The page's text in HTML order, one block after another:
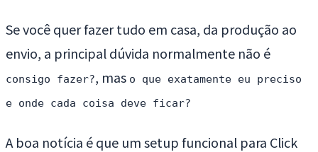
Se você quer fazer tudo em casa, da produção ao
envio, a principal dúvida normalmente não é
consigo fazer?, mas o que exatamente eu preciso
e onde cada coisa deve ficar?
A boa notícia é que um setup funcional para Click